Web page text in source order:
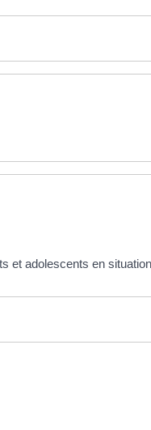
et adolescents en